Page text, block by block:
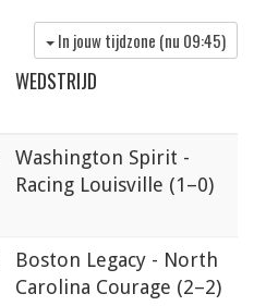
In jouw tijdzone (nu 09:45)
WEDSTRIJD
Washington Spirit -
Racing Louisville (1–0)
Boston Legacy - North
Carolina Courage (2–2)